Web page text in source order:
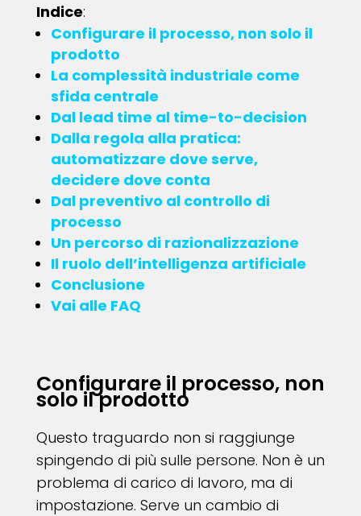
Indice:
Configurare il processo, non solo il
prodotto
La complessità industriale come
sfida centrale
Dal lead time al time-to-decision
Dalla regola alla pratica:
automatizzare dove serve,
decidere dove conta
Dal preventivo al controllo di
processo
Un percorso di razionalizzazione
Il ruolo dell’intelligenza artificiale
Conclusione
Vai alle FAQ
Configurare il processo, non
solo il prodotto
Questo traguardo non si raggiunge
spingendo di più sulle persone. Non è un
problema di carico di lavoro, ma di
impostazione. Serve un cambio di